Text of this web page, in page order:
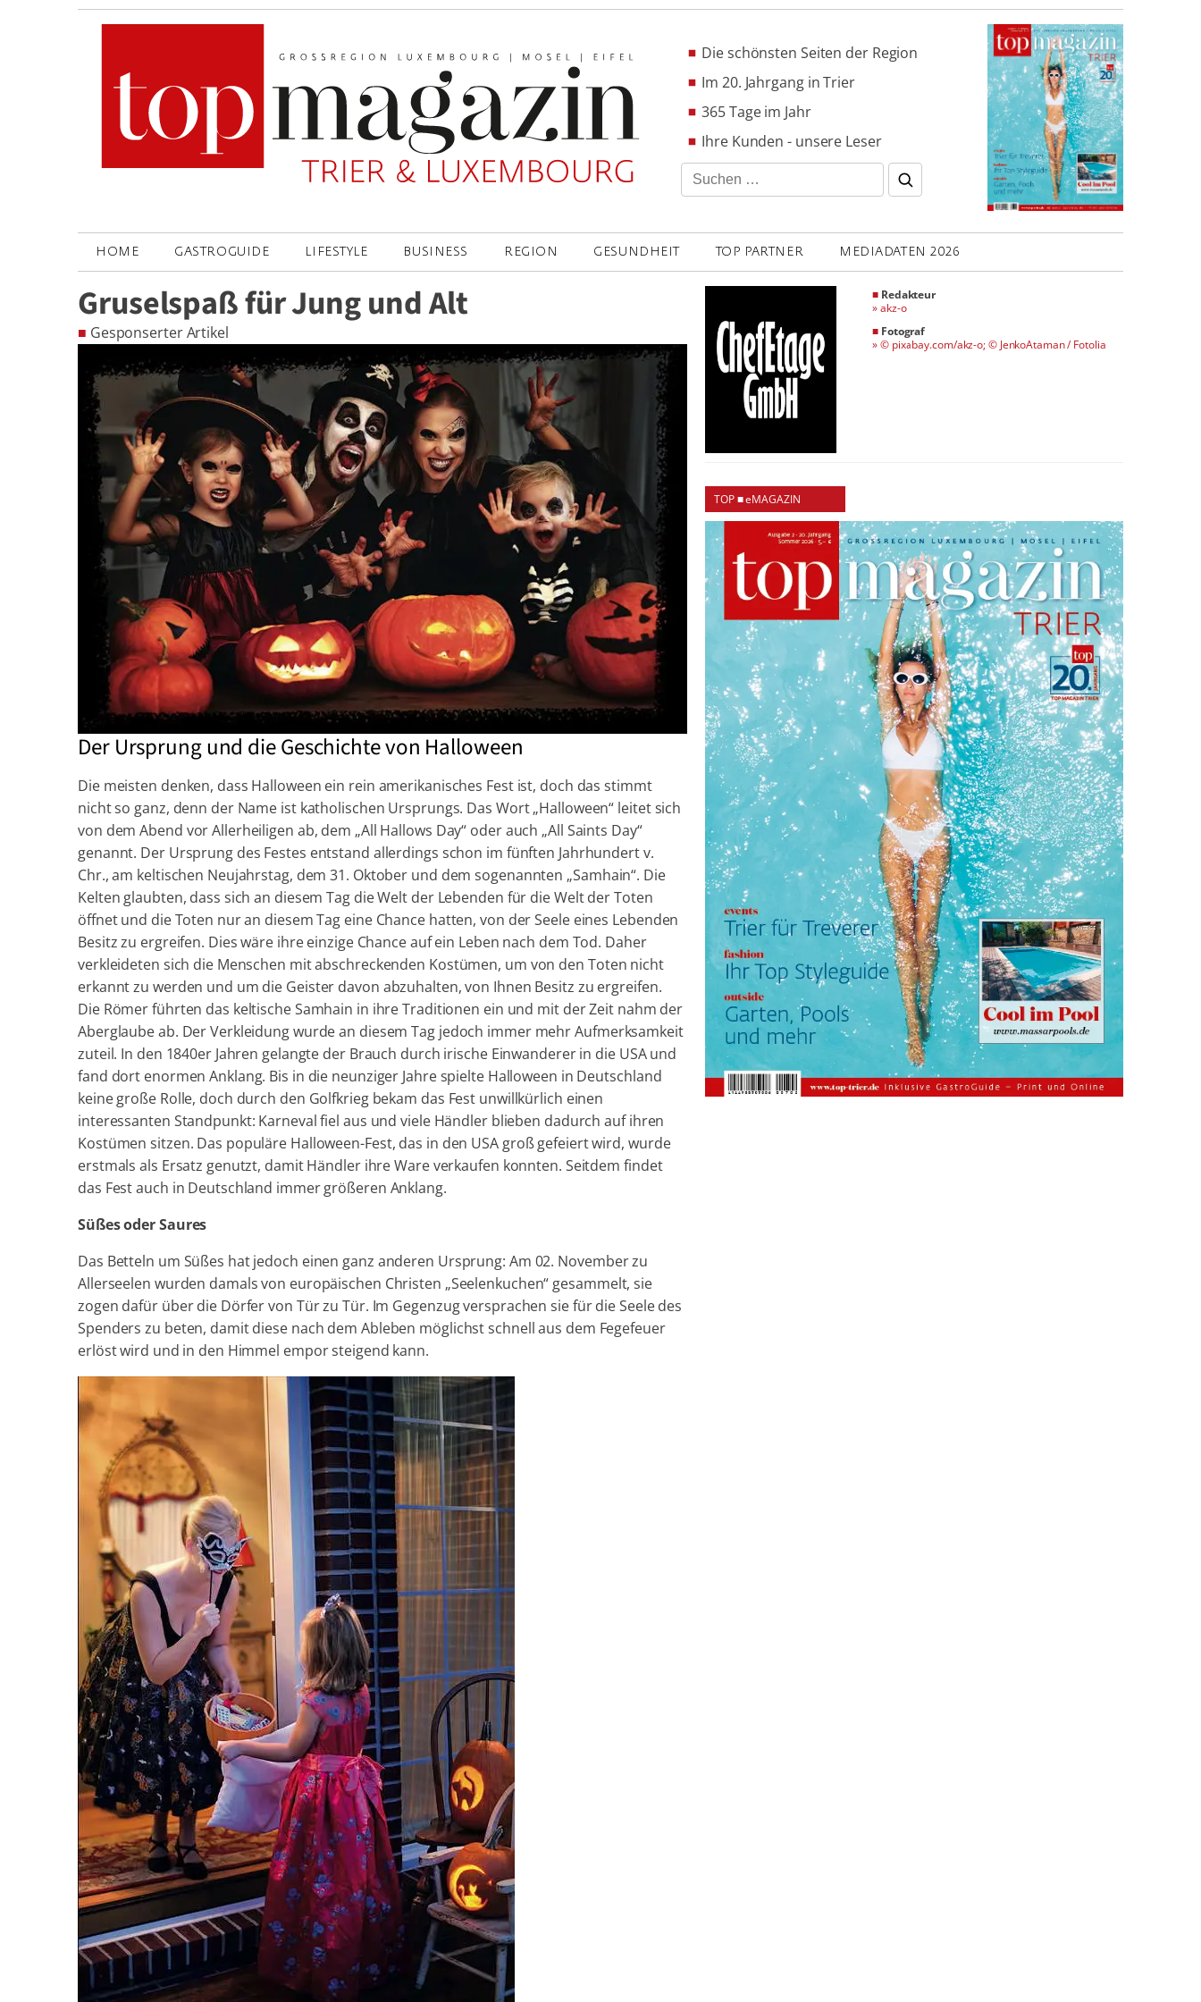
Die schönsten Seiten der Region
Im 20. Jahrgang in Trier
365 Tage im Jahr
Ihre Kunden - unsere Leser
Suchen
nach:
HOME GASTROGUIDE LIFESTYLE BUSINESS REGION GESUNDHEIT TOP PARTNER MEDIADATEN 2026
Gruselspaß für Jung und Alt
■ Gesponserter Artikel
Der Ursprung und die Geschichte von Halloween
Die meisten denken, dass Halloween ein rein amerikanisches Fest ist, doch das stimmt
nicht so ganz, denn der Name ist katholischen Ursprungs. Das Wort „Halloween“ leitet sich
von dem Abend vor Allerheiligen ab, dem „All Hallows Day“ oder auch „All Saints Day“
genannt. Der Ursprung des Festes entstand allerdings schon im fünften Jahrhundert v.
Chr., am keltischen Neujahrstag, dem 31. Oktober und dem sogenannten „Samhain“. Die
Kelten glaubten, dass sich an diesem Tag die Welt der Lebenden für die Welt der Toten
öffnet und die Toten nur an diesem Tag eine Chance hatten, von der Seele eines Lebenden
Besitz zu ergreifen. Dies wäre ihre einzige Chance auf ein Leben nach dem Tod. Daher
verkleideten sich die Menschen mit abschreckenden Kostümen, um von den Toten nicht
erkannt zu werden und um die Geister davon abzuhalten, von Ihnen Besitz zu ergreifen.
Die Römer führten das keltische Samhain in ihre Traditionen ein und mit der Zeit nahm der
Aberglaube ab. Der Verkleidung wurde an diesem Tag jedoch immer mehr Aufmerksamkeit
zuteil. In den 1840er Jahren gelangte der Brauch durch irische Einwanderer in die USA und
fand dort enormen Anklang. Bis in die neunziger Jahre spielte Halloween in Deutschland
keine große Rolle, doch durch den Golfkrieg bekam das Fest unwillkürlich einen
interessanten Standpunkt: Karneval fiel aus und viele Händler blieben dadurch auf ihren
Kostümen sitzen. Das populäre Halloween-Fest, das in den USA groß gefeiert wird, wurde
erstmals als Ersatz genutzt, damit Händler ihre Ware verkaufen konnten. Seitdem findet
das Fest auch in Deutschland immer größeren Anklang.
Süßes oder Saures
Das Betteln um Süßes hat jedoch einen ganz anderen Ursprung: Am 02. November zu
Allerseelen wurden damals von europäischen Christen „Seelenkuchen“ gesammelt, sie
zogen dafür über die Dörfer von Tür zu Tür. Im Gegenzug versprachen sie für die Seele des
Spenders zu beten, damit diese nach dem Ableben möglichst schnell aus dem Fegefeuer
erlöst wird und in den Himmel empor steigend kann.
■ Redakteur
»akz-o
■ Fotograf
»© pixabay.com/akz-o; © JenkoAtaman / Fotolia
TOP ■ eMAGAZIN